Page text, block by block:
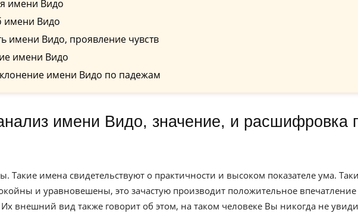
имени Видо
имени Видо
имени Видо, проявление чувств
имени Видо
имени Видо по падежам
Такие имена свидетельствуют о практичности и высоком показателе ума.
и уравновешены, это зачастую производит положительное
внешний вид также говорит об этом, на таком человеке Вы никогда не